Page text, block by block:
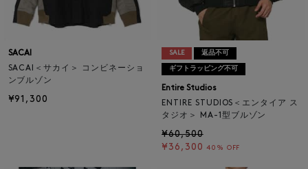
SACAI
SACAI＜サカイ＞ コンビネーショ
ンブルゾン
¥91,300
SALE 返品不可
ギフトラッピング不可
Entire Studios
ENTIRE STUDIOS＜エンタイア ス
タジオ＞ MA-1型ブルゾン
¥60,500
¥36,300 40% OFF